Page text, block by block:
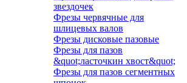
звездочек
Фрезы червячные для
шлицевых валов
Фрезы дисковые пазовые
Фрезы для пазов
&quot;ласточкин хвост&quot;
Фрезы для пазов сегментных